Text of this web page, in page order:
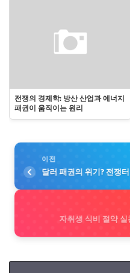
전쟁의 경제학: 방산 산업과 에너지
패권이 움직이는 원리
이전
달러 패권의 위기? 전쟁
자취생 식비 절약